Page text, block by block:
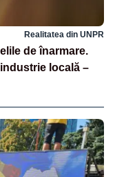
Realitatea din UNPR
de înarmare.
locală –